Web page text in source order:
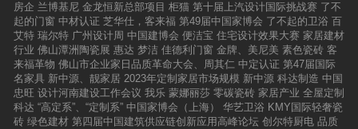
房企 兰博基尼 金龙恒新总部项目 柜猫 第十届上汽设计国际挑战赛 了不
起的门窗 中材认证 芝华仕，客来福 第49届中国家博会 了不起的卫浴 百
艾特 瑞尔特 广州设计周 中国建博会 便洁宝 住宅设计效果大赛 家居建材
行业 佛山潭洲陶瓷展 惠达 梦洁 佳德利门窗 金牌、美尼美 素色瓷砖 客
来福革物 佛山市企业家日品质革命大会、周其仁 中定认证 第47届国际
名家具 新中源、靓家居 2023年定制家居市场规模 新中源 科达制造 中国
忠旺 设计河南建设工作会议 我乐 蒙娜丽莎 零碳瓷砖 家居产业 全屋定制
科达 “高定系”、“定制系” 中国家博会（上海） 华艺卫浴 KMY国际轻奢瓷
砖 绿色建材 第四届中国建筑供应链创新应用高峰论坛 创尔特厨电 品质